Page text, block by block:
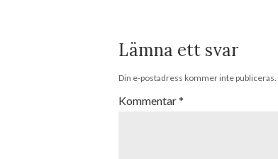
Lämna ett svar
Din e-postadress kommer inte publiceras.
Kommentar*